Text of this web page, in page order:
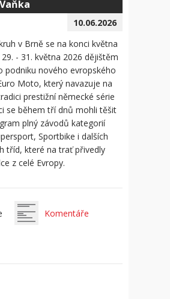
10.06.2026
v Brně se na konci května
- 31. května 2026 dějištěm
podniku nového evropského
Moto, který navazuje na
prestižní německé série
se během tří dnů mohli těšit
plný závodů kategorií
Sportbike i dalších
tříd, které na trať přivedly
z celé Evropy.
Komentáře